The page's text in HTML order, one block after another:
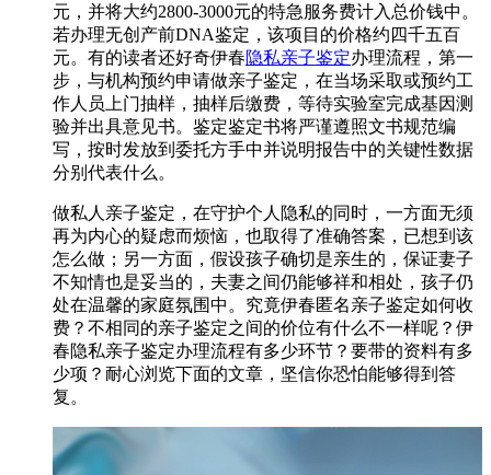
元，并将大约2800-3000元的特急服务费计入总价钱中。
若办理无创产前DNA鉴定，该项目的价格约四千五百
元。有的读者还好奇伊春隐私亲子鉴定办理流程，第一
步，与机构预约申请做亲子鉴定，在当场采取或预约工
作人员上门抽样，抽样后缴费，等待实验室完成基因测
验并出具意见书。鉴定鉴定书将严谨遵照文书规范编
写，按时发放到委托方手中并说明报告中的关键性数据
分别代表什么。
做私人亲子鉴定，在守护个人隐私的同时，一方面无须
再为内心的疑虑而烦恼，也取得了准确答案，已想到该
怎么做；另一方面，假设孩子确切是亲生的，保证妻子
不知情也是妥当的，夫妻之间仍能够祥和相处，孩子仍
处在温馨的家庭氛围中。究竟伊春匿名亲子鉴定如何收
费？不相同的亲子鉴定之间的价位有什么不一样呢？伊
春隐私亲子鉴定办理流程有多少环节？要带的资料有多
少项？耐心浏览下面的文章，坚信你恐怕能够得到答
复。